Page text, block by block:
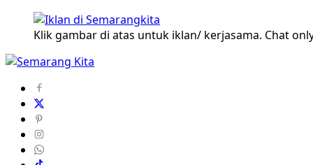
Klik gambar di atas untuk iklan/ kerjasama. Chat